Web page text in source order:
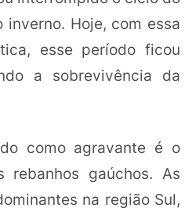
Hoje, com essa
esse período ficou
a sobrevivência da
como agravante é o
rebanhos gaúchos. As
na região Sul,